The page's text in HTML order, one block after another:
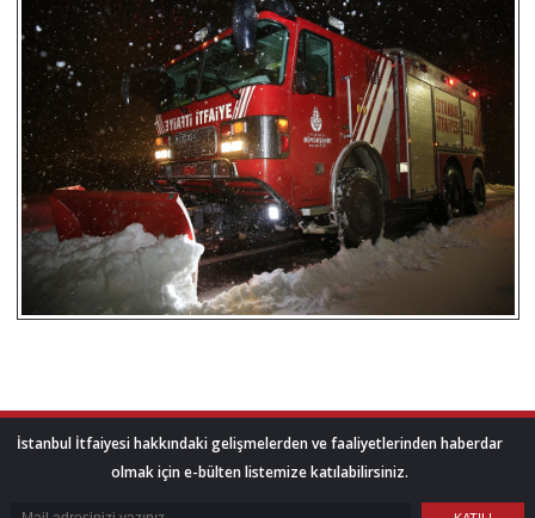
İstanbul İtfaiyesi hakkındaki gelişmelerden ve faaliyetlerinden haberdar
olmak için e-bülten listemize katılabilirsiniz.